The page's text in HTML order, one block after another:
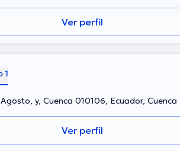
Ver perfil
1
y, Cuenca 010106, Ecuador, Cuenca
Ver perfil